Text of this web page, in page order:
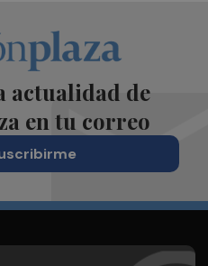
actualidad de
en tu correo